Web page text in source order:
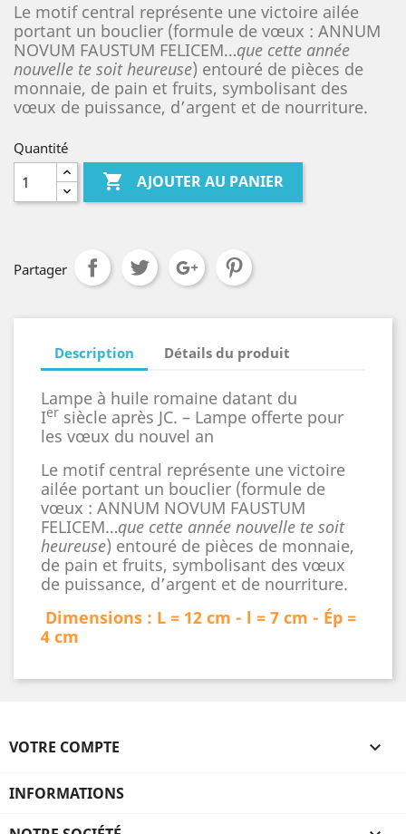
Le motif central représente une victoire ailée
portant un bouclier (formule de vœux : ANNUM
NOVUM FAUSTUM FELICEM…que cette année
nouvelle te soit heureuse) entouré de pièces de
monnaie, de pain et fruits, symbolisant des
vœux de puissance, d’argent et de nourriture.
Quantité
 AJOUTER AU PANIER
Partager
Description Détails du produit
Lampe à huile romaine datant du
Ier siècle après JC. – Lampe offerte pour
les vœux du nouvel an
Le motif central représente une victoire
ailée portant un bouclier (formule de
vœux : ANNUM NOVUM FAUSTUM
FELICEM…que cette année nouvelle te soit
heureuse) entouré de pièces de monnaie,
de pain et fruits, symbolisant des vœux
de puissance, d’argent et de nourriture.
Dimensions : L = 12 cm - l = 7 cm - Ép =
4 cm
VOTRE COMPTE 
INFORMATIONS